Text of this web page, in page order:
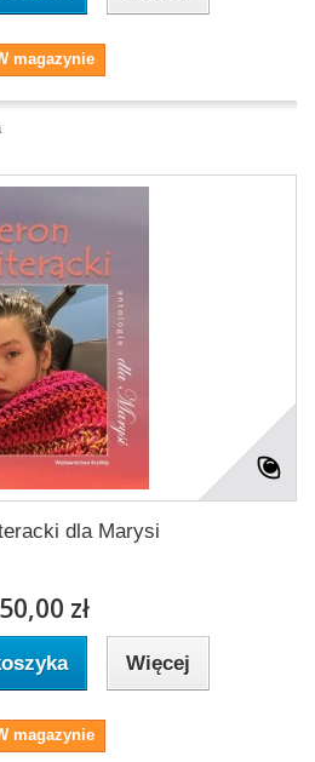
magazynie
dla Marysi
50,00 zł
Więcej
magazynie